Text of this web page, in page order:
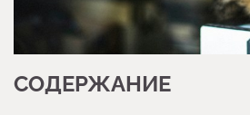
СОДЕРЖАНИЕ